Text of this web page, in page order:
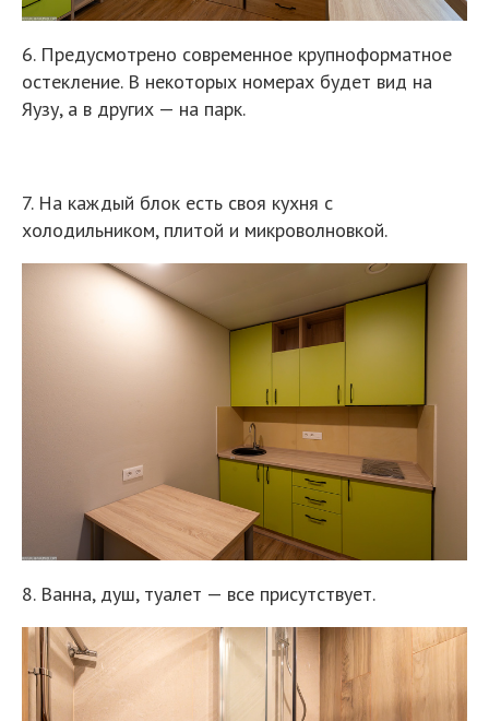
6. Предусмотрено современное крупноформатное
остекление. В некоторых номерах будет вид на
Яузу, а в других — на парк.
7. На каждый блок есть своя кухня с
холодильником, плитой и микроволновкой.
8. Ванна, душ, туалет — все присутствует.